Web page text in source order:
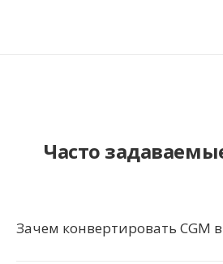
Часто
Зачем конвертировать CGM в